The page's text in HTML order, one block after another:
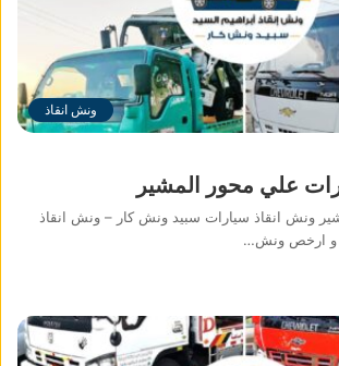
ونش انقاذ
علي محور المشير
ونش انقاذ سيارات سبيد ونش كار – ونش انقاذ
و ارخص ونش…